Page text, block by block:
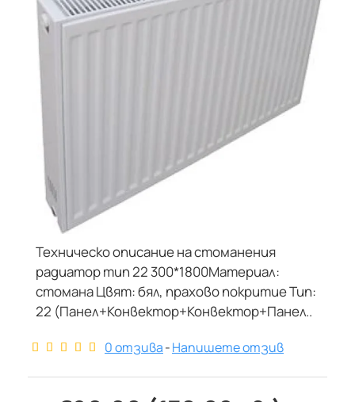
ТРАЙНО НИСКА ЦЕНА
Техническо описание на стоманения
радиатор тип 22 300*1800Материал:
стомана Цвят: бял, прахово покритие Тип:
22 (Панел+Конвектор+Конвектор+Панел..
0 отзива-Напишете отзив